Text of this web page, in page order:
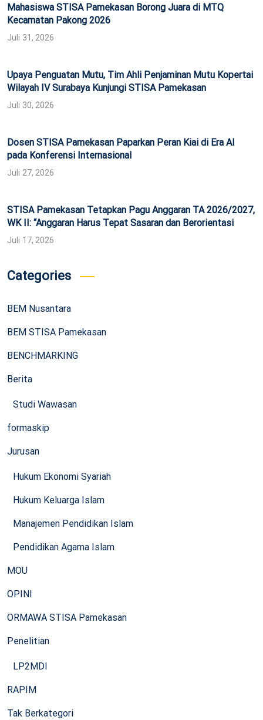
Mahasiswa STISA Pamekasan Borong Juara di MTQ
Kecamatan Pakong 2026
Juli 31, 2026
Upaya Penguatan Mutu, Tim Ahli Penjaminan Mutu Kopertai
Wilayah IV Surabaya Kunjungi STISA Pamekasan
Juli 30, 2026
Dosen STISA Pamekasan Paparkan Peran Kiai di Era AI
pada Konferensi Internasional
Juli 27, 2026
STISA Pamekasan Tetapkan Pagu Anggaran TA 2026/2027,
WK II: “Anggaran Harus Tepat Sasaran dan Berorientasi
Juli 17, 2026
Categories
BEM Nusantara
BEM STISA Pamekasan
BENCHMARKING
Berita
Studi Wawasan
formaskip
Jurusan
Hukum Ekonomi Syariah
Hukum Keluarga Islam
Manajemen Pendidikan Islam
Pendidikan Agama Islam
MOU
OPINI
ORMAWA STISA Pamekasan
Penelitian
LP2MDI
RAPIM
Tak Berkategori